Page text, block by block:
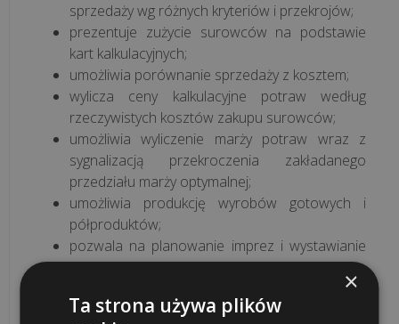
sprzedaży wg różnych kryteriów i przekrojów;
prezentuje zużycie surowców na podstawie
kart kalkulacyjnych;
umożliwia porównanie sprzedaży z kosztem;
wylicza ceny kalkulacyjne potraw według
rzeczywistych kosztów zakupu surowców;
umożliwia wyliczenie marży potraw wraz z
sygnalizacją przekroczenia zakładanego
przedziału marży optymalnej;
umożliwia produkcję wyrobów gotowych i
półproduktów;
pozwala na planowanie imprez i wystawianie
asygnat magazynowych do nich;
informuje o przekroczonych stanach
minimalnych, maksymalnych i zalegających
×
Ta strona używa plików